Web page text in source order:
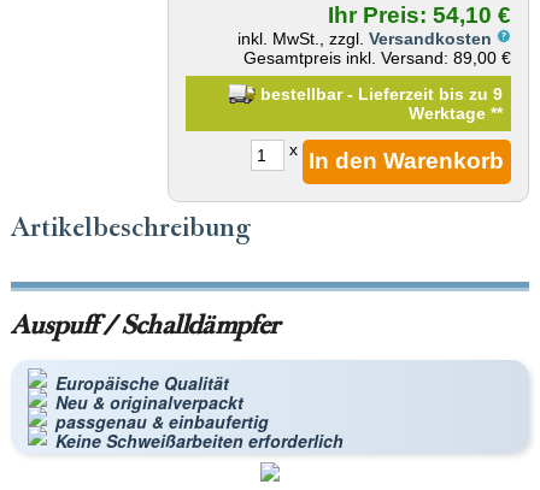
Ihr Preis: 54,10 €
inkl. MwSt., zzgl.Versandkosten
Gesamtpreis inkl. Versand: 89,00 €
bestellbar - Lieferzeit bis zu 9
Werktage**
x
Artikelbeschreibung
Auspuff / Schalldämpfer
Europäische Qualität
Neu & originalverpackt
passgenau & einbaufertig
Keine Schweißarbeiten erforderlich